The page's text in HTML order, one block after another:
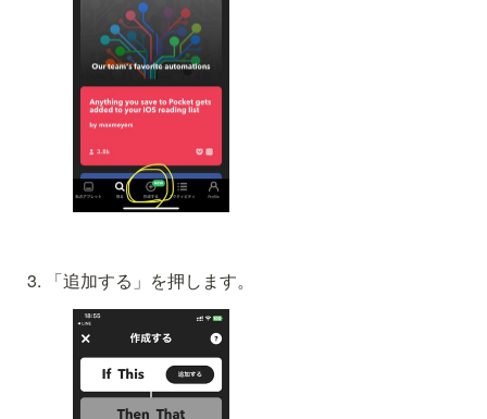
「追加する」を押します。